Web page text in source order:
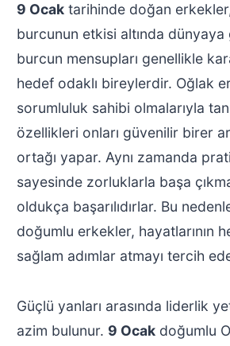
9 Ocaktarihinde doğan
burcunun etkisi altında dünyaya
burcun mensupları genellikle
hedef odaklı bireylerdir. Oğlak
sorumluluk sahibi olmalarıyla
özellikleri onları güvenilir birer
ortağı yapar. Aynı zamanda
sayesinde zorluklarla başa
oldukça başarılıdırlar. Bu
doğumlu erkekler, hayatlarının
sağlam adımlar atmayı tercih
Güçlü yanları arasında liderlik
azim bulunur. 9 Ocakdoğumlu